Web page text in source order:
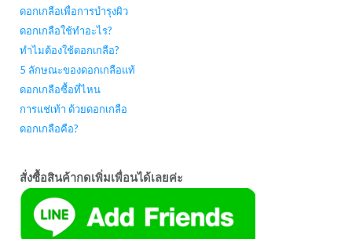
ดอกเกลือเพื่อการบำรุงผิว
ดอกเกลือใช้ทำอะไร?
ทำไมต้องใช้ดอกเกลือ?
5 ลักษณะของดอกเกลือแท้
ดอกเกลือซื้อที่ไหน
การแช่เท้า ด้วยดอกเกลือ
ดอกเกลือคือ?
สั่งซื้อสินค้ากดเพิ่มเพื่อนได้เลยค่ะ